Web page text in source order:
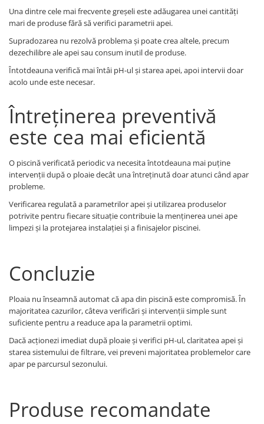
Una dintre cele mai frecvente greșeli este adăugarea unei cantități
mari de produse fără să verifici parametrii apei.
Supradozarea nu rezolvă problema și poate crea altele, precum
dezechilibre ale apei sau consum inutil de produse.
Întotdeauna verifică mai întâi pH-ul și starea apei, apoi intervii doar
acolo unde este necesar.
Întreținerea preventivă
este cea mai eficientă
O piscină verificată periodic va necesita întotdeauna mai puține
intervenții după o ploaie decât una întreținută doar atunci când apar
probleme.
Verificarea regulată a parametrilor apei și utilizarea produselor
potrivite pentru fiecare situație contribuie la menținerea unei ape
limpezi și la protejarea instalației și a finisajelor piscinei.
Concluzie
Ploaia nu înseamnă automat că apa din piscină este compromisă. În
majoritatea cazurilor, câteva verificări și intervenții simple sunt
suficiente pentru a readuce apa la parametrii optimi.
Dacă acționezi imediat după ploaie și verifici pH-ul, claritatea apei și
starea sistemului de filtrare, vei preveni majoritatea problemelor care
apar pe parcursul sezonului.
Produse recomandate